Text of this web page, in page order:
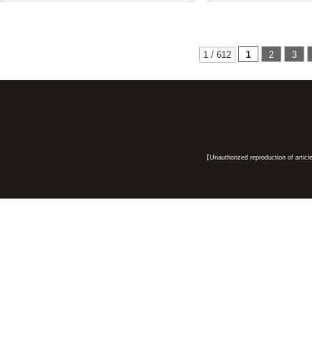
1 / 612 1 2 3
【Unauthorized reproduction of